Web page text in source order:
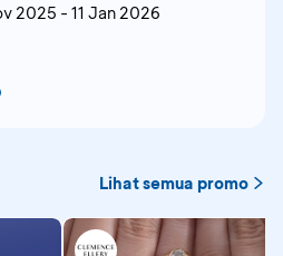
2025 - 11 Jan 2026
Lihat semua promo